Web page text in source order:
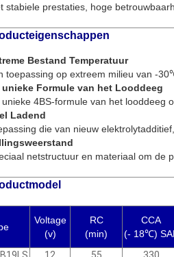
stabiele prestaties, hoge
Bestand Temperatuur
toepassing op extreem milieu van -
unieke Formule van het Looddeeg
unieke 4BS-formule van het looddeeg
Ladend
die van nieuw
netstructuur en materiaal om de
Voltage
(v)
RC
(min)
CCA
(- 18℃)